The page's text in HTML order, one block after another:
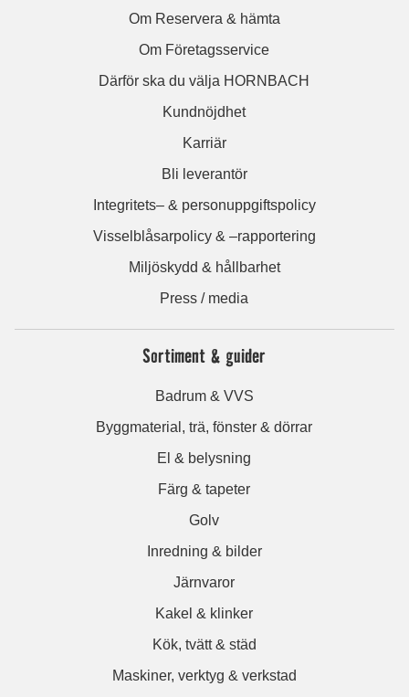
Om Reservera & hämta
Om Företagsservice
Därför ska du välja HORNBACH
Kundnöjdhet
Karriär
Bli leverantör
Integritets– & personuppgiftspolicy
Visselblåsarpolicy & –rapportering
Miljöskydd & hållbarhet
Press / media
Sortiment & guider
Badrum & VVS
Byggmaterial, trä, fönster & dörrar
El & belysning
Färg & tapeter
Golv
Inredning & bilder
Järnvaror
Kakel & klinker
Kök, tvätt & städ
Maskiner, verktyg & verkstad